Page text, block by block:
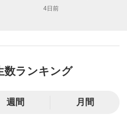
クすると、動画を再生または
4日前
数ランキング
週間 月間